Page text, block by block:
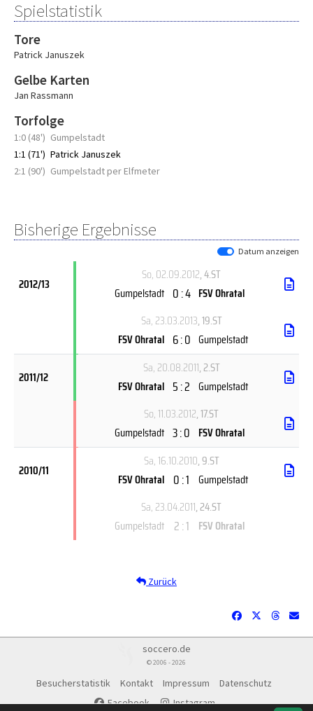
Spielstatistik
Tore
Patrick Januszek
Gelbe Karten
Jan Rassmann
Torfolge
1:0 (48') Gumpelstadt
1:1 (71') Patrick Januszek
2:1 (90') Gumpelstadt per Elfmeter
Bisherige Ergebnisse
Datum anzeigen
2012/13
So, 02.09.2012, 4.ST
Gumpelstadt 0 : 4 FSV Ohratal
Sa, 23.03.2013, 19.ST
FSV Ohratal 6 : 0 Gumpelstadt
2011/12
Sa, 20.08.2011, 2.ST
FSV Ohratal 5 : 2 Gumpelstadt
So, 11.03.2012, 17.ST
Gumpelstadt 3 : 0 FSV Ohratal
2010/11
Sa, 16.10.2010, 9.ST
FSV Ohratal 0 : 1 Gumpelstadt
Sa, 23.04.2011, 24.ST
Gumpelstadt 2 : 1 FSV Ohratal
Zurück
soccero.de
© 2006 - 2026
Besucherstatistik Kontakt Impressum
Datenschutz
Facebook
Instagram